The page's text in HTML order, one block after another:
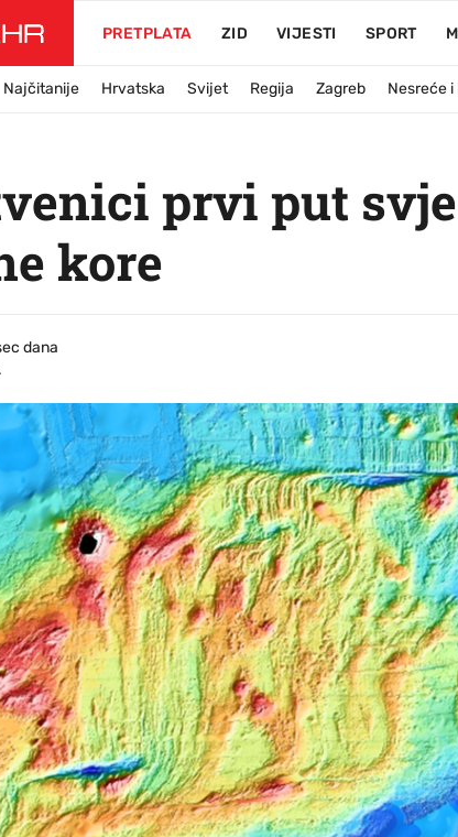
PRETPLATA ZID VIJESTI SPORT
Najčitanije Hrvatska Svijet Regija Zagreb Nesreće i
prvi put
kore
dana